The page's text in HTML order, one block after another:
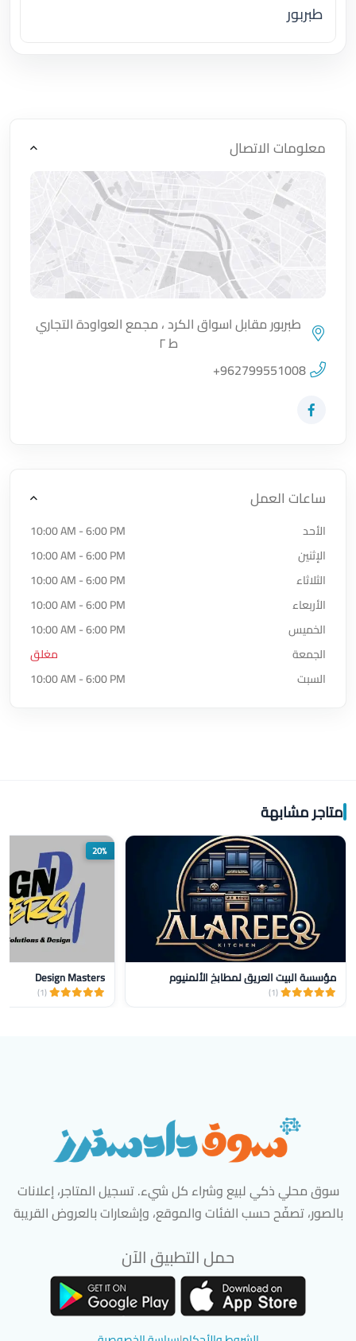
طبربور
معلومات الاتصال
طبربور مقابل اسواق الكرد ، مجمع العواودة التجاري
ط ٢
+962799551008
زيارة حساب المتجر على Facebook-f
ساعات العمل
الأحد
10:00 AM - 6:00 PM
الإثنين
10:00 AM - 6:00 PM
الثلاثاء
10:00 AM - 6:00 PM
الأربعاء
10:00 AM - 6:00 PM
الخميس
10:00 AM - 6:00 PM
الجمعة
مغلق
السبت
10:00 AM - 6:00 PM
متاجر مشابهة
مؤسسة البيت العريق لمطابخ الألمنيوم
(1)
20%
Design Masters
(1)
سوق محلي ذكي لبيع وشراء كل شيء. تسجيل المتاجر، إعلانات
بالصور، تصفّح حسب الفئات والموقع، وإشعارات بالعروض القريبة
حمل التطبيق الآن